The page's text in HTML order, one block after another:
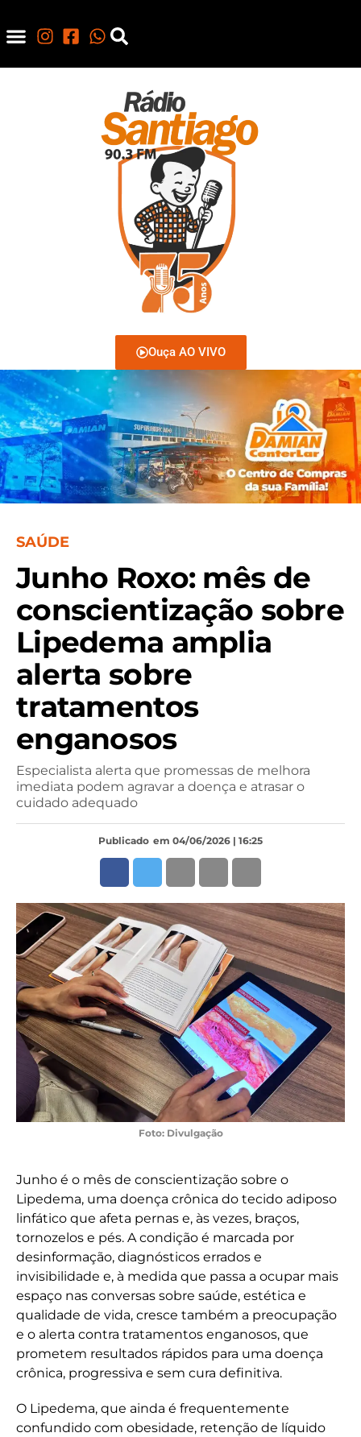
Ouça AO VIVO
SAÚDE
Junho Roxo: mês de
conscientização sobre
Lipedema amplia
alerta sobre
tratamentos
enganosos
Especialista alerta que promessas de melhora
imediata podem agravar a doença e atrasar o
cuidado adequado
Publicado em 04/06/2026 | 16:25
Foto: Divulgação
Junho é o mês de conscientização sobre o
Lipedema, uma doença crônica do tecido adiposo
linfático que afeta pernas e, às vezes, braços,
tornozelos e pés. A condição é marcada por
desinformação, diagnósticos errados e
invisibilidade e, à medida que passa a ocupar mais
espaço nas conversas sobre saúde, estética e
qualidade de vida, cresce também a preocupação
e o alerta contra tratamentos enganosos, que
prometem resultados rápidos para uma doença
crônica, progressiva e sem cura definitiva.
O Lipedema, que ainda é frequentemente
confundido com obesidade, retenção de líquido